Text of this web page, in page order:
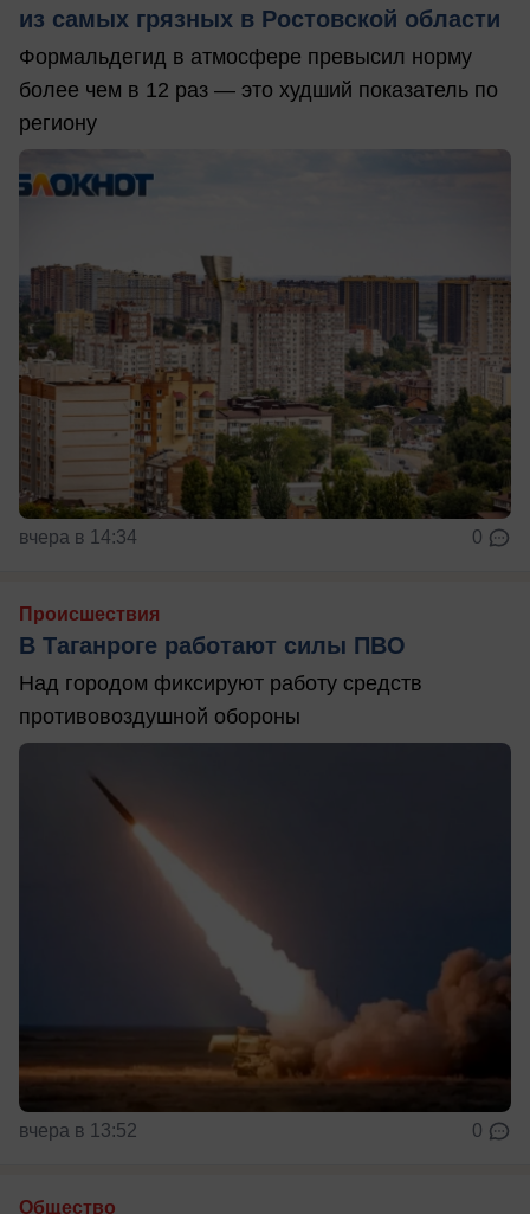
из самых грязных в Ростовской области
Формальдегид в атмосфере превысил норму
более чем в 12 раз — это худший показатель по
региону
вчера в 14:34 0
Происшествия
В Таганроге работают силы ПВО
Над городом фиксируют работу средств
противовоздушной обороны
вчера в 13:52 0
Общество